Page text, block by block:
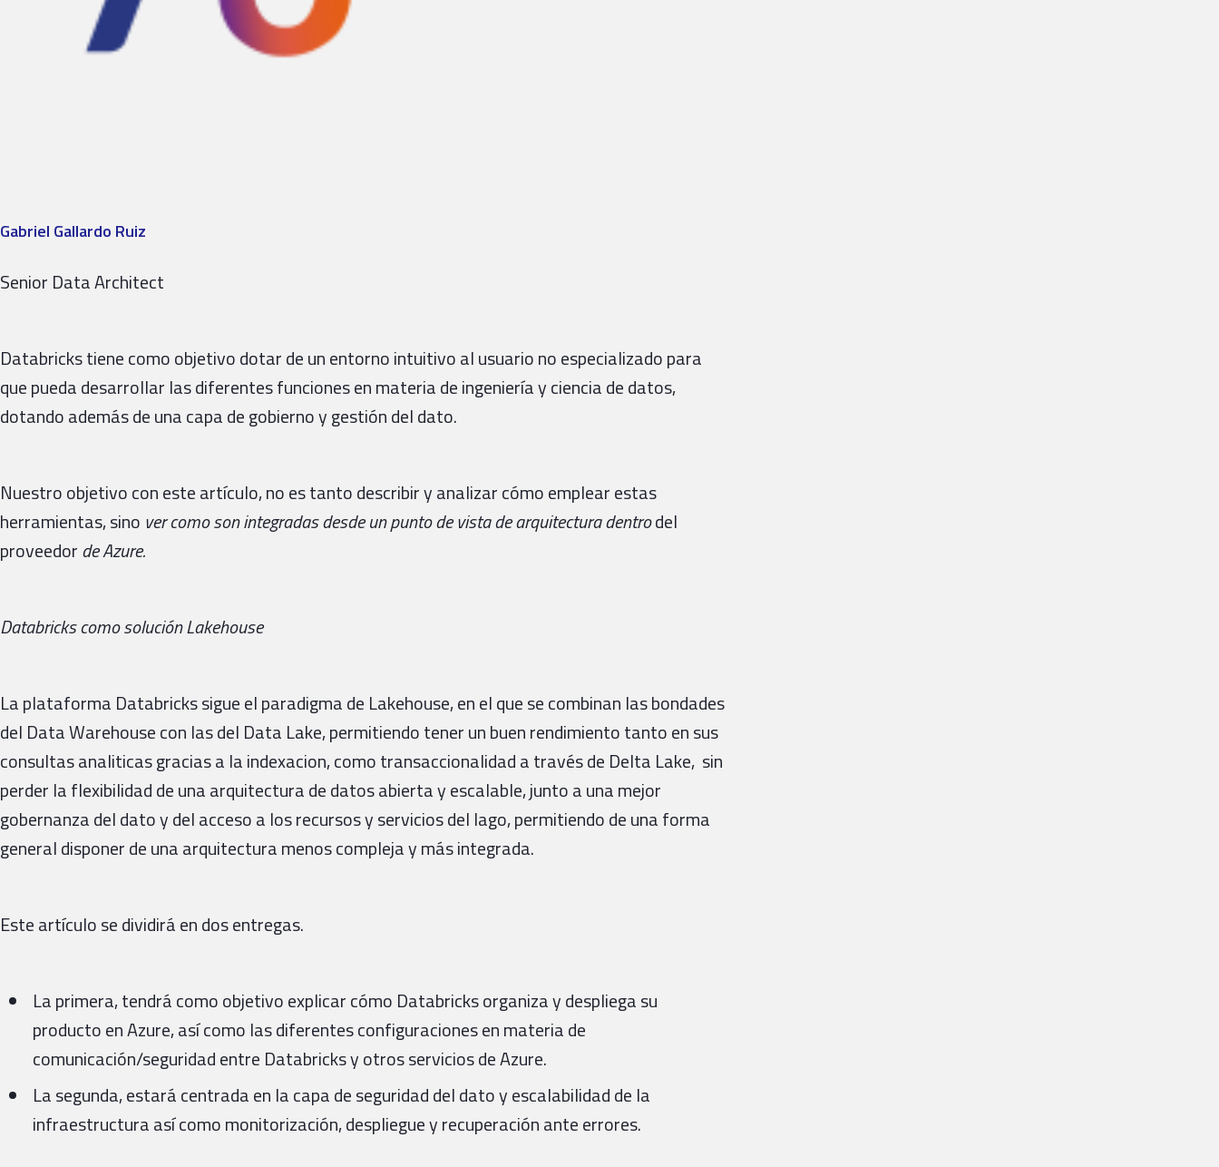
Gabriel Gallardo Ruiz
Senior Data Architect
Databricks tiene como objetivo dotar de un entorno intuitivo al usuario no especializado para
que pueda desarrollar las diferentes funciones en materia de ingeniería y ciencia de datos,
dotando además de una capa de gobierno y gestión del dato.
Nuestro objetivo con este artículo, no es tanto describir y analizar cómo emplear estas
herramientas, sino ver como son integradas desde un punto de vista de arquitectura dentrodel
proveedorde Azure.
Databricks como solución Lakehouse
La plataforma Databricks sigue el paradigma de Lakehouse, en el que se combinan las bondades
del Data Warehouse con las del Data Lake, permitiendo tener un buen rendimiento tanto en sus
consultas analiticas gracias a la indexacion, como transaccionalidad a través de Delta Lake, sin
perder la flexibilidad de una arquitectura de datos abierta y escalable, junto a una mejor
gobernanza del dato y del acceso a los recursos y servicios del lago, permitiendo de una forma
general disponer de una arquitectura menos compleja y más integrada.
Este artículo se dividirá en dos entregas.
La primera, tendrá como objetivo explicar cómo Databricks organiza y despliega su
producto en Azure, así como las diferentes configuraciones en materia de
comunicación/seguridad entre Databricks y otros servicios de Azure.
La segunda, estará centrada en la capa de seguridad del dato y escalabilidad de la
infraestructura así como monitorización, despliegue y recuperación ante errores.